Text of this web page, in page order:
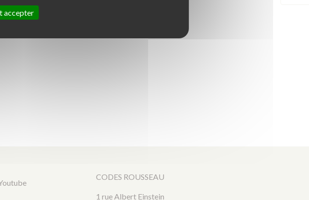
CODES ROUSSEAU
1 rue Albert Einstein
accepter